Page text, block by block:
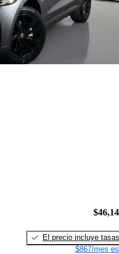
El precio incluye tasas
$867/mes